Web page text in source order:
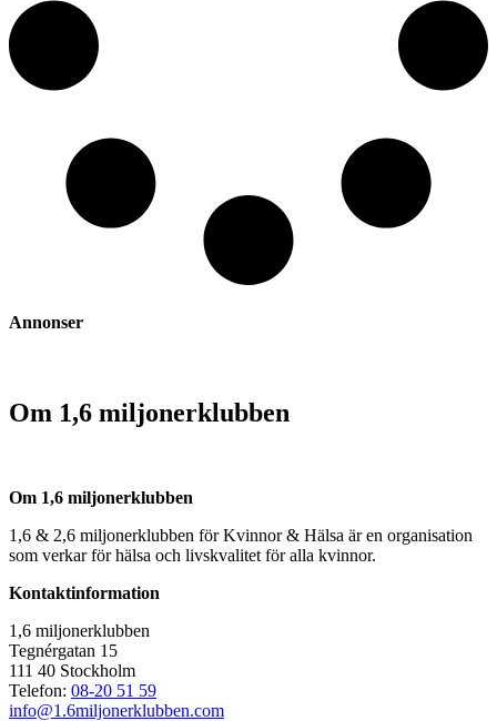
Annonser
Om 1,6 miljonerklubben
Om 1,6 miljonerklubben
1,6 & 2,6 miljonerklubben för Kvinnor & Hälsa är en organisation
som verkar för hälsa och livskvalitet för alla kvinnor.
Kontaktinformation
1,6 miljonerklubben
Tegnérgatan 15
111 40 Stockholm
Telefon: 08-20 51 59
info@1.6miljonerklubben.com